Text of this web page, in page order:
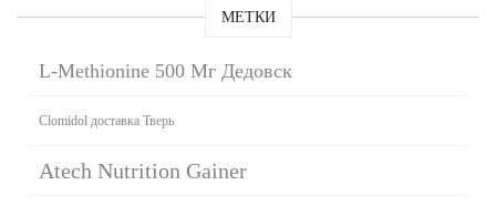
МЕТКИ
L-Methionine 500 Мг Дедовск
Clomidol доставка Тверь
Atech Nutrition Gainer